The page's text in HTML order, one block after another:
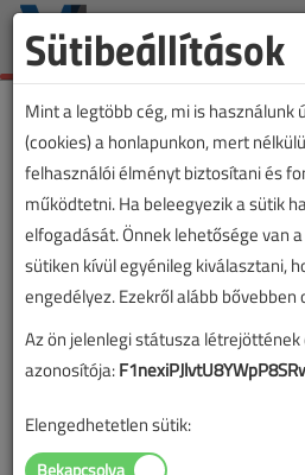
VL
Villanyszerelők Lapja
lapszám
A lapszám megvásárlásával
lapszám cikkeihez és pdf
lapszámot. A sikeres online
azonnal aktiválódik a hozzáférés a
Sütibeállítások
Mint a legtöbb cég, mi is használunk
(cookies) a honlapunkon, mert
felhasználói élményt biztosítani és
működtetni. Ha beleegyezik a sütik
elfogadását. Önnek lehetősége van
sütiken kívül egyénileg kiválasztani,
engedélyez. Ezekről alább bővebben
Az ön jelenlegi státusza
azonosítója:
Elengedhetetlen sütik: